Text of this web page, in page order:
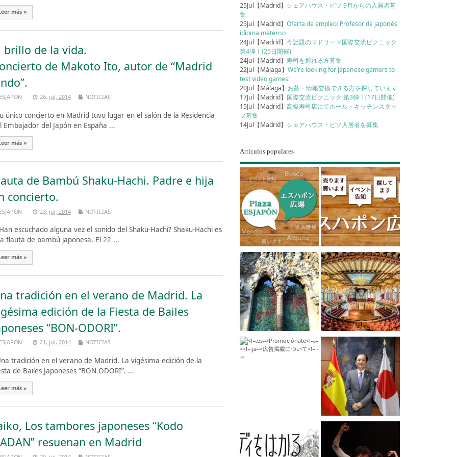
más »
brillo de la vida.
de Makoto Ito, autor de “Madrid
26, jul, 2014 NOTICIAS
único concierto en Madrid tuvo lugar en el salón de la Residencia
Embajador del Japón en España ...
más »
de Bambú Shaku-Hachi. Padre e hija
concierto.
23, jul, 2014 NOTICIAS
escuchado alguna vez el sonido del Shaku-Hachi? Shaku-Hachi es
flauta de bambú japonesa. El 22 ...
más »
tradición en el verano de Madrid. La
edición de la Fiesta de Bailes
“BON-ODORI”.
21, jul, 2014 NOTICIAS
tradición en el verano de Madrid. La vigésima edición de la
de Bailes Japoneses “BON-ODORI”. ...
más »
Los tambores japoneses “Kodo
resuenan en Madrid
25Jul【Madrid】 シェアハウス・ピソ 9月からの入居者募
集
25Jul【Madrid】Oferta de empleo: Profesor de japonés
idioma materno
24Jul【Madrid】今話題のマドリード国際交流ピクニック
第4弾！(25日開催)
24Jul【Madrid】寿司を握れる方募集
22Jul【Málaga】We’re looking for Japanese gamers to
test video games!
20Jul【Málaga】 お茶・情報交換できる方を探しています
17Jul【Madrid】 国際交流ピクニック 第3弾！(17日開催)
15Jul【Madrid】高級寿司店にてホール・キッチンスタッ
フ募集
14Jul【Madrid】 シェアハウス・ピソ入居者を募集
Artículos populares